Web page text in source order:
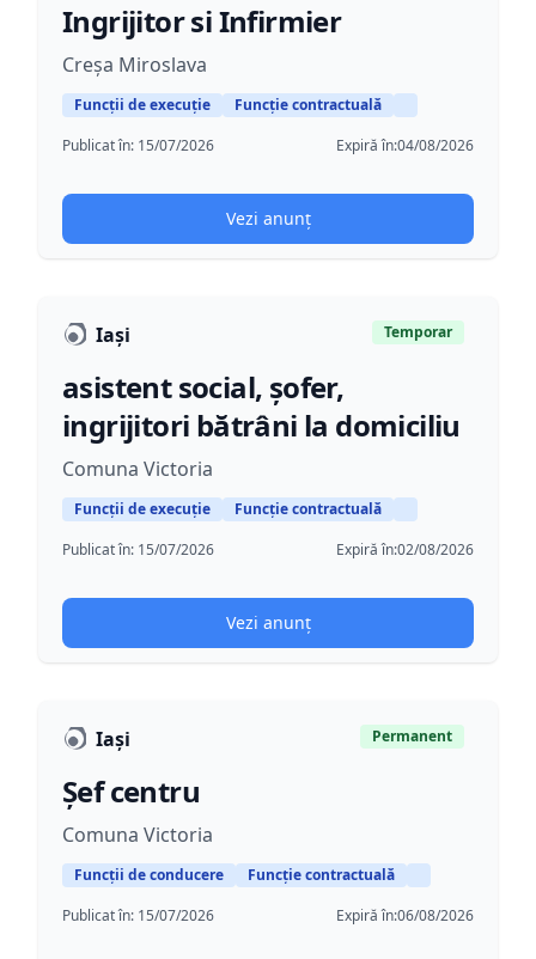
Ingrijitor si Infirmier
Creșa Miroslava
Funcții de execuție
Funcție contractuală
Publicat în: 15/07/2026 Expiră în:04/08/2026
Vezi anunț
Iași Temporar
asistent social, șofer,
ingrijitori bătrâni la domiciliu
Comuna Victoria
Funcții de execuție
Funcție contractuală
Publicat în: 15/07/2026 Expiră în:02/08/2026
Vezi anunț
Iași Permanent
Șef centru
Comuna Victoria
Funcții de conducere
Funcție contractuală
Publicat în: 15/07/2026 Expiră în:06/08/2026